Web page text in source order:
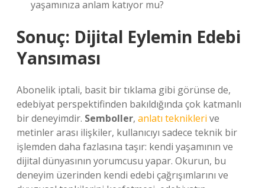
yaşamınıza anlam katıyor mu?
Sonuç: Dijital Eylemin Edebi
Yansıması
Abonelik iptali, basit bir tıklama gibi görünse de,
edebiyat perspektifinden bakıldığında çok katmanlı
bir deneyimdir. Semboller, anlatı teknikleri ve
metinler arası ilişkiler, kullanıcıyı sadece teknik bir
işlemden daha fazlasına taşır: kendi yaşamının ve
dijital dünyasının yorumcusu yapar. Okurun, bu
deneyim üzerinden kendi edebi çağrışımlarını ve